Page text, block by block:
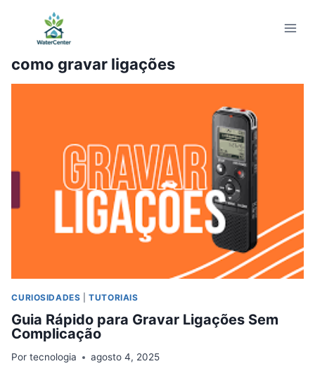
Conteúdo
como gravar ligações
CURIOSIDADES |TUTORIAIS
Guia Rápido para Gravar Ligações Sem
Complicação
Por tecnologia agosto 4, 2025